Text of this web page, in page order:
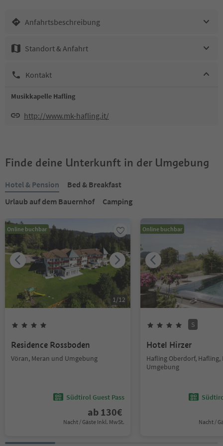
Anfahrtsbeschreibung
Standort & Anfahrt
Kontakt
Musikkapelle Hafling
http://www.mk-hafling.it/
Finde deine Unterkunft in der Umgebung
Hotel & Pension
Bed & Breakfast
Urlaub auf dem Bauernhof
Camping
Online buchbar
1/12
Residence Rossboden
Vöran, Meran und Umgebung
Südtirol Guest Pass
ab 130€
Nacht / Gäste Inkl. MwSt.
Online buchbar
S
Hotel Hirzer
Hafling Oberdorf, Hafling,
Umgebung
Nacht /